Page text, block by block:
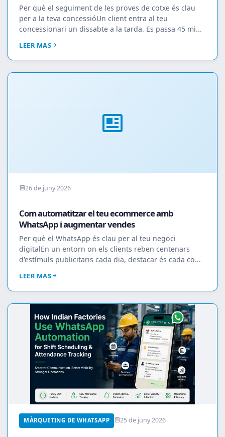
Per què el seguiment de les proves de cotxe és clau
per a la teva concessióUn client entra al teu
concessionari un dissabte a la tarda. Es passa 45 mi...
LEER MAS
26 de juny 2026
Com automatitzar el teu ecommerce amb
WhatsApp i augmentar vendes
Per què el WhatsApp és clau per al teu negoci
digitalEn un entorn on els clients reben centenars
d'estímuls publicitaris cada dia, destacar és cada co...
LEER MAS
MÀRQUETING DE WHATSAPP 25 de juny 2026